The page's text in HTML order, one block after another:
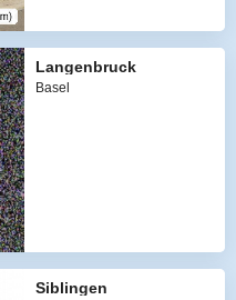
Langenbruck
Basel
Siblingen